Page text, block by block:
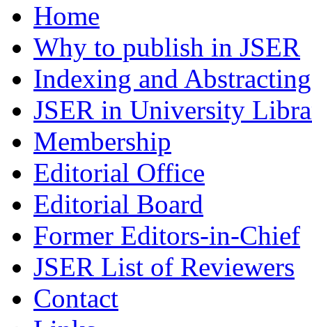
Home
Why to publish in JSER
Indexing and Abstracting
JSER in University
Membership
Editorial Office
Editorial Board
Former Editors-in-Chief
JSER List of Reviewers
Contact